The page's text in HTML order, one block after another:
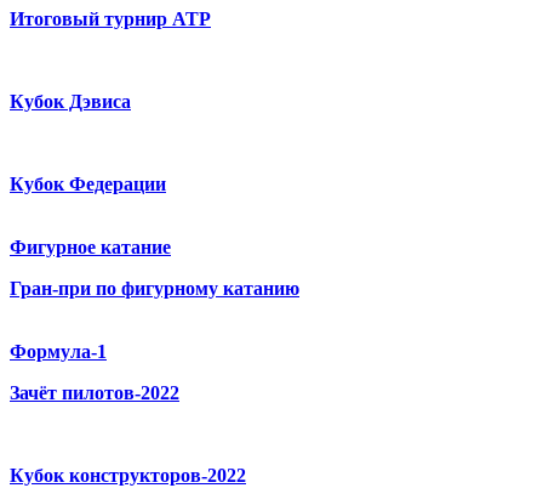
Итоговый турнир ATP
Кубок Дэвиса
Кубок Федерации
Фигурное катание
Гран-при по фигурному катанию
Формула-1
Зачёт пилотов-2022
Кубок конструкторов-2022